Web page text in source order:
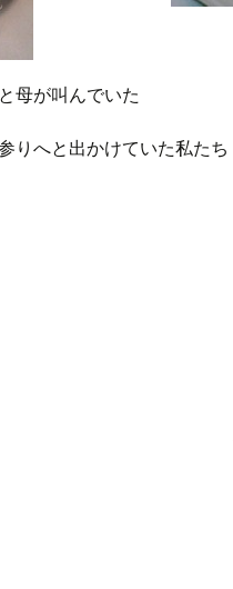
母が叫んでいた
りへと出かけていた私たち